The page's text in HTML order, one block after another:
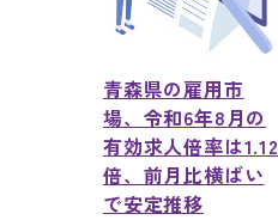
青森県の雇用市
場、令和6年8月の
有効求人倍率は1.12
倍、前月比横ばい
で安定推移